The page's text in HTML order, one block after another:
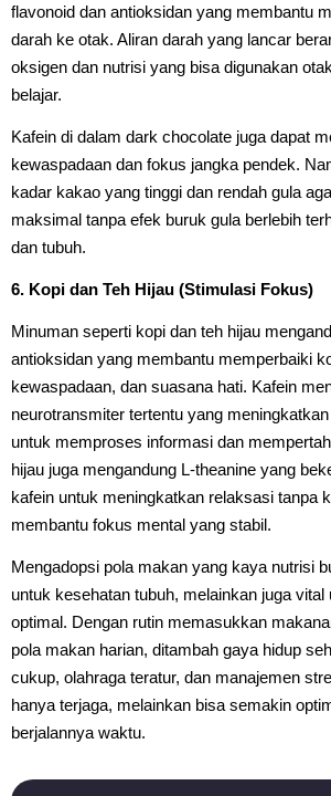
flavonoid dan antioksidan yang membantu
darah ke otak. Aliran darah yang lancar
oksigen dan nutrisi yang bisa digunakan
belajar.
Kafein di dalam dark chocolate juga dapat
kewaspadaan dan fokus jangka pendek.
kadar kakao yang tinggi dan rendah gula
maksimal tanpa efek buruk gula berlebih
dan tubuh.
6. Kopi dan Teh Hijau (Stimulasi Fokus)
Minuman seperti kopi dan teh hijau
antioksidan yang membantu memperbaiki
kewaspadaan, dan suasana hati. Kafein
neurotransmiter tertentu yang
untuk memproses informasi dan
hijau juga mengandung L-theanine yang
kafein untuk meningkatkan relaksasi tanpa
membantu fokus mental yang stabil.
Mengadopsi pola makan yang kaya nutrisi
untuk kesehatan tubuh, melainkan juga vital
optimal. Dengan rutin memasukkan
pola makan harian, ditambah gaya hidup
cukup, olahraga teratur, dan manajemen
hanya terjaga, melainkan bisa semakin
berjalannya waktu.